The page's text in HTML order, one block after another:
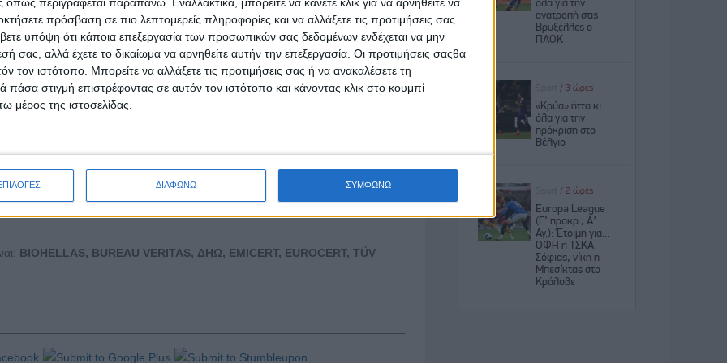
πρόσβαση σε πιο λεπτομερείς πληροφορίες και να αλλάξετε τις προτιμήσεις σας
υπόψη ότι κάποια επεξεργασία των προσωπικών σας δεδομένων ενδέχεται να μην
σας, αλλά έχετε το δικαίωμα να αρνηθείτε αυτήν την επεξεργασία. Οι προτιμήσεις σαςθα
τον ιστότοπο. Μπορείτε να αλλάξετε τις προτιμήσεις σας ή να ανακαλέσετε τη
στιγμή επιστρέφοντας σε αυτόν τον ιστότοπο και κάνοντας κλικ στο κουμπί
μέρος της ιστοσελίδας.
ΔΙΑΦΩΝΩ ΣΥΜΦΩΝΩ
ρόλο που διαδραματίζει το TIC Hellas στον τομέα των επιθεωρήσεων,
που απολαμβάνει ως αξιόπιστος θεσμικός συνομιλητής της Πολιτείας και της
δημιουργική και παραγωγική χρονιά, υπογραμμίζοντας την στρατηγική
διασφάλιση της ποιότητας. Παράλληλα, αναφέρθηκε στην σταθερή
του να λειτουργεί ως πυλώνας αξιοπιστίας και τεχνικής αριστείας στον
BIOHELLAS, BUREAU VERITAS, ΔΗΩ, EMICERT, EUROCERT, TÜV